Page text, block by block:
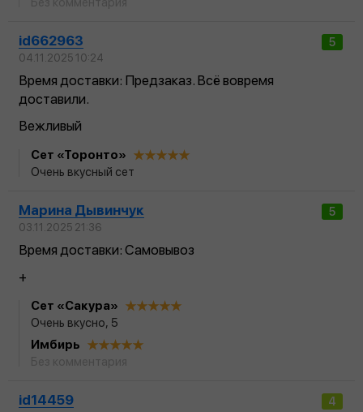
5
id662963
04.11.2025 10:24
Время доставки: Предзаказ. Всё вовремя
доставили.
Вежливый
Сет «Торонто»
Очень вкусный сет
5
Марина Дывинчук
03.11.2025 21:36
Время доставки: Самовывоз
+
Сет «Сакура»
Очень вкусно, 5
Имбирь
4
id14459